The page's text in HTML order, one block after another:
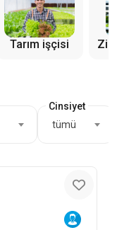
Tarım işçisi
Cinsiyet
tümü